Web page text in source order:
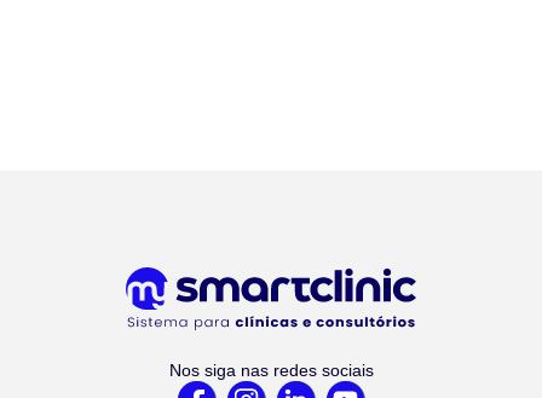
Nos siga nas redes sociais